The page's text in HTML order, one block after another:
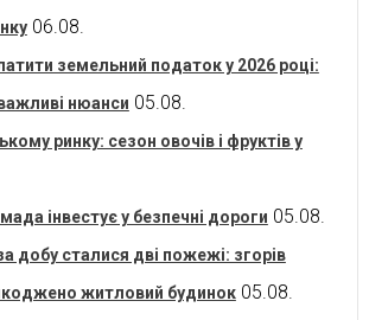
06.08.
земельний податок у 2026 році:
нюанси 05.08.
ринку: сезон овочів і фруктів у
інвестує у безпечні дороги 05.08.
добу сталися дві пожежі: згорів
житловий будинок 05.08.